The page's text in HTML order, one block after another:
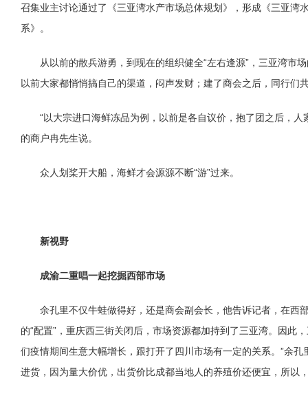
召集业主讨论通过了《三亚湾水产市场总体规划》，形成《三亚湾
系》。
从以前的散兵游勇，到现在的组织健全“左右逢源”，三亚湾市
以前大家都悄悄搞自己的渠道，闷声发财；建了商会之后，同行们
“以大宗进口海鲜冻品为例，以前是各自议价，抱了团之后，
的商户冉先生说。
众人划桨开大船，海鲜才会源源不断“游”过来。
新视野
成渝二重唱一起挖掘西部市场
余孔里不仅牛蛙做得好，还是商会副会长，他告诉记者，在西
的“配置”，重庆西三街关闭后，市场资源都加持到了三亚湾。因此
们疫情期间生意大幅增长，跟打开了四川市场有一定的关系。”余
进货，因为量大价优，出货价比成都当地人的养殖价还便宜，所以